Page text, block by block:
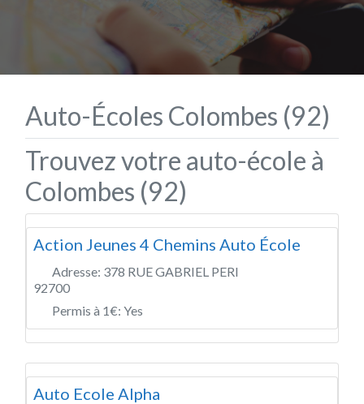
Auto-Écoles Colombes (92)
Trouvez votre auto-école à
Colombes (92)
Action Jeunes 4 Chemins Auto École
Adresse: 378 RUE GABRIEL PERI
92700
Permis à 1€: Yes
Auto Ecole Alpha